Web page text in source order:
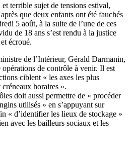
terrible sujet de tensions estival,
après que deux enfants ont été fauchés
5 août, à la suite de l’une de ces
de 18 ans s’est rendu à la justice
écroué.
de l’Intérieur, Gérald Darmanin,
de contrôle à venir. Il est
ciblent « les axes les plus
créneaux horaires ».
doit aussi permettre de « procéder
utilisés » en s’appuyant sur
« d’identifier les lieux de stockage »
avec les bailleurs sociaux et les